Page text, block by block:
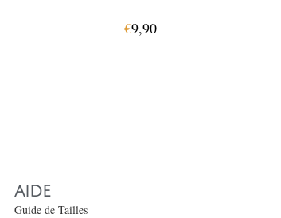
€9,90
AIDE
Guide de Tailles